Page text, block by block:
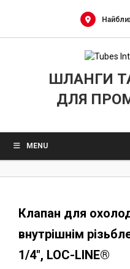
ШЛАНГИ
ДЛЯ
MENU
Клапан для
внутрішнім
1/4″, LOC-LINE®